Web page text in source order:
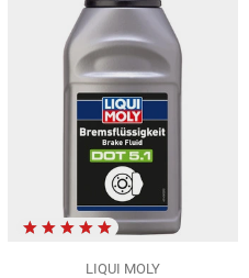
LIQUI MOLY